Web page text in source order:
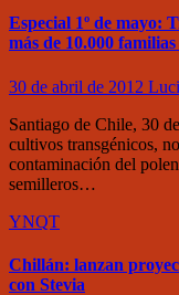
Especial 1º de mayo:
más de 10.000
30 de abril de 2012
Santiago de Chile, 30
cultivos transgénicos,
contaminación del
semilleros…
YNQT
Chillán: lanzan
con Stevia